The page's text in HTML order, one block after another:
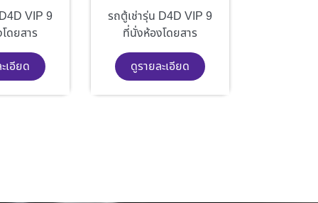
VIP 9
ดยสาร
เอียด
รถตู้เช่ารุ่น D4D VIP 9
ที่นั่งห้องโดยสาร
ดูรายละเอียด